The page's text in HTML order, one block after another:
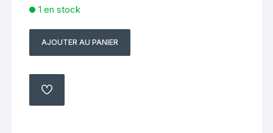
1 en stock
quantité
commodo
gauche
yamaha
AJOUTER AU PANIER
AJOUTER